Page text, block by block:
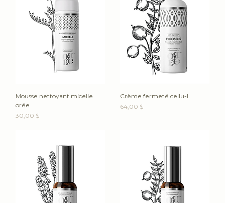
Mousse nettoyant micelle
orée
Prix
30,00 $
Crème fermeté cellu-L
Prix
64,00 $